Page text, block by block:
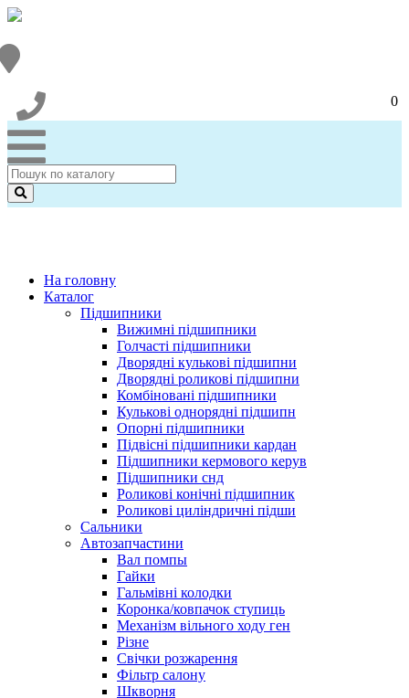
0
На головну
Каталог
Підшипники
Вижимні підшипники
Голчасті підшипники
Дворядні кулькові підшипни
Дворядні роликові підшипни
Комбіновані підшипники
Кулькові однорядні підшипн
Опорні підшипники
Підвісні підшипники кардан
Підшипники кермового керув
Підшипники снд
Роликові конічні підшипник
Роликові циліндричні підши
Сальники
Автозапчастини
Вал помпы
Гайки
Гальмівні колодки
Коронка/ковпачок ступиць
Механізм вільного ходу ген
Різне
Свічки розжарення
Фільтр салону
Шкворня